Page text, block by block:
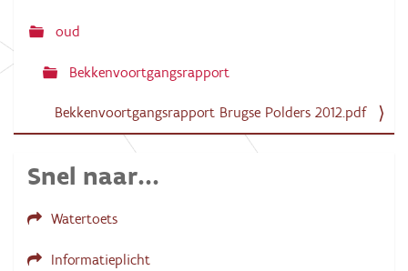
oud
Bekkenvoortgangsrapport
Bekkenvoortgangsrapport Brugse Polders 2012.pdf
Snel naar...
Watertoets
Informatieplicht